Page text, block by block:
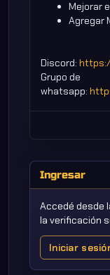
Mejorar
Agregar
Discord:
Grupo de
whatsapp:
Ingresar
Accedé desde
la verificación
Iniciar